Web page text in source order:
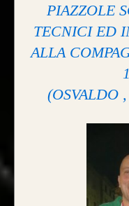
PIAZZOLE
TECNICI ED
ALLA
(OSVALDO